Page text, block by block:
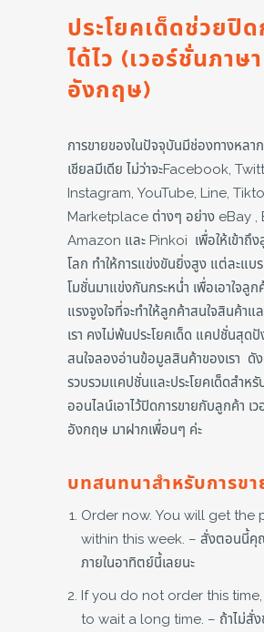
ประโยคเด็ดช่วยปิด
ได้ไว (เวอร์ชั่นภาษา
อังกฤษ)
การขายของในปัจจุบันมีช่องทางหลา
เชียลมีเดีย ไม่ว่าจะFacebook,
Instagram, YouTube, Line,
Marketplace ต่างๆ อย่าง eBay ,
Amazon และ Pinkoi เพื่อให้เข้าถึ
โลก ทำให้การแข่งขันยิ่งสูง แต่ละแบ
โมชั่นมาแข่งกันกระหน่ำ เพื่อเอาใจลูก
แรงจูงใจที่จะทำให้ลูกค้าสนใจสินค้าแ
เรา คงไม่พ้นประโยคเด็ด แคปชั่นสุด
สนใจลองอ่านข้อมูลสินค้าของเรา ดั
รวบรวมแคปชั่นและประโยคเด็ดสำห
ออนไลน์เอาไว้ปิดการขายกับลูกค้า เ
อังกฤษ มาฝากเพื่อนๆ ค่ะ
บทสนทนาสำหรับการขา
Order now. You will get the
within this week. – สั่งตอนนี้คุ
ภายในอาทิตย์นี้เลยนะ
If you do not order this
to wait a long time. – ถ้าไม่สั่